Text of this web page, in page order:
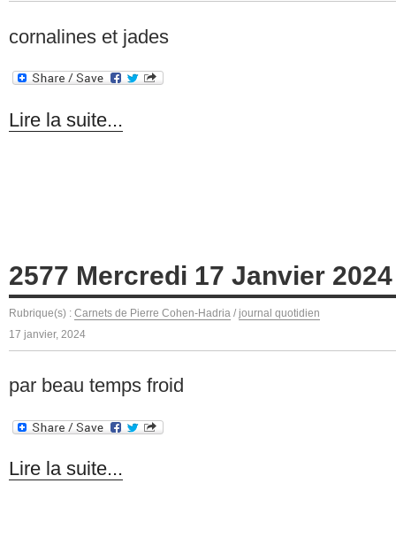
cornalines et jades
Lire la suite...
2577 Mercredi 17 Janvier 2024
Rubrique(s) : Carnets de Pierre Cohen-Hadria / journal quotidien
17 janvier, 2024
par beau temps froid
Lire la suite...